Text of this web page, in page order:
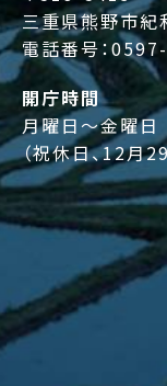
三重県熊野市紀
電話番号：
開庁時間
月曜日～金曜
（祝休日、12月